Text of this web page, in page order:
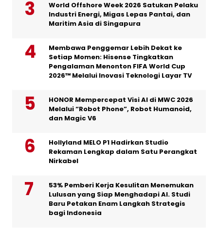
World Offshore Week 2026 Satukan Pelaku
Industri Energi, Migas Lepas Pantai, dan
Maritim Asia di Singapura
Membawa Penggemar Lebih Dekat ke
Setiap Momen: Hisense Tingkatkan
Pengalaman Menonton FIFA World Cup
2026™ Melalui Inovasi Teknologi Layar TV
HONOR Mempercepat Visi AI di MWC 2026
Melalui “Robot Phone”, Robot Humanoid,
dan Magic V6
Hollyland MELO P1 Hadirkan Studio
Rekaman Lengkap dalam Satu Perangkat
Nirkabel
53% Pemberi Kerja Kesulitan Menemukan
Lulusan yang Siap Menghadapi AI. Studi
Baru Petakan Enam Langkah Strategis
bagi Indonesia